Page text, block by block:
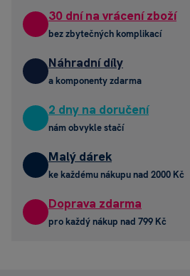
30 dní na vrácení zboží
bez zbytečných komplikací
Náhradní díly
a komponenty zdarma
2 dny na doručení
nám obvykle stačí
Malý dárek
ke každému nákupu nad 2000 Kč
Doprava zdarma
pro každý nákup nad 799 Kč